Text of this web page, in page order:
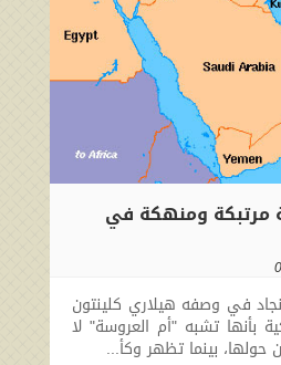
مرتبكة ومنهكة في
في وصفه هيلاري كلينتون
بأنها تشبه "أم العروسة" لا
بينما تظهر وكأ...